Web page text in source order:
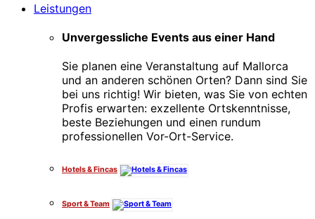
Leistungen
Unvergessliche Events aus einer Hand
Sie planen eine Veranstaltung auf Mallorca
und an anderen schönen Orten? Dann sind Sie
bei uns richtig! Wir bieten, was Sie von echten
Profis erwarten: exzellente Ortskenntnisse,
beste Beziehungen und einen rundum
professionellen Vor-Ort-Service.
Hotels & Fincas
Sport & Team